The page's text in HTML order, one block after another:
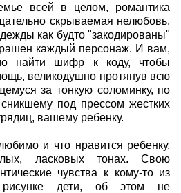
всей в целом, романтика
скрываемая нелюбовь,
как будто "закодированы"
каждый персонаж. И вам,
найти шифр к коду, чтобы
великодушно протянув всю
за тонкую соломинку, по
под прессом жестких
вашему ребенку.
и что нравится ребенку,
ласковых тонах. Свою
чувства к кому-то из
рисунке дети, об этом не